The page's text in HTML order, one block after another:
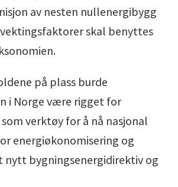
av nesten nullenergibygg
skal benyttes
på plass burde
i Norge være rigget for
verktøy for å nå nasjonal
energiøkonomisering og
nytt bygningsenergidirektiv og